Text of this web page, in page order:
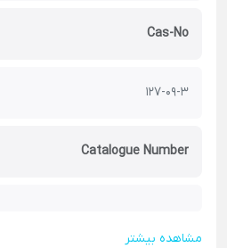
Cas-No
127-09-3
Catalogue Number
مشاهده بیشتر